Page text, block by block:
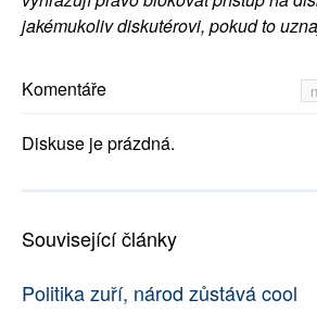
jakémukoliv diskutérovi, pokud to
Komentáře
Diskuse je prázdná.
Související články
Politika zuří, národ zůstává cool